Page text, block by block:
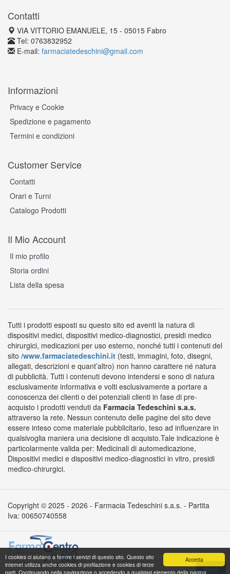
Accetta
I cookies ci aiutano a fornire i servizi di questo sito. Questo sito
internet utilizza anche cookies di profilazione e cookies di terze
parti. Continuando nella navigazione o accedendo a qualsiasi elemento della pagina
Contatti
VIA VITTORIO EMANUELE, 15 - 05015 Fabro
Tel: 0763832952
E-mail: farmaciatedeschini@gmail.com
Informazioni
Privacy e Cookie
Spedizione e pagamento
Termini e condizioni
Customer Service
Contatti
Orari e Turni
Catalogo Prodotti
Il Mio Account
Il mio profilo
Storia ordini
Lista della spesa
Tutti i prodotti esposti su questo sito ed aventi la natura di
dispositivi medici, dispositivi medico-diagnostici, presidi medico
chirurgici, medicazioni per uso esterno, nonché tutti i contenuti del
sito /www.farmaciatedeschini.it (testi, immagini, foto, disegni,
allegati, descrizioni e quant’altro) non hanno carattere né natura
di pubblicità. Tutti i contenuti devono intendersi e sono di natura
esclusivamente informativa e volti esclusivamente a portare a
conoscenza dei clienti o dei potenziali clienti in fase di pre-
acquisto i prodotti venduti da Farmacia Tedeschini s.a.s.
attraverso la rete. Nessun contenuto delle pagine del sito deve
essere inteso come materiale pubblicitario, teso ad influenzare in
qualsivoglia maniera una decisione di acquisto.Tale indicazione è
particolarmente valida per: Medicinali di automedicazione,
Dispositivi medici e dispositivi medico-diagnostici in vitro, presidi
medico-chirurgici.
Copyright © 2025 - 2026 - Farmacia Tedeschini s.a.s. - Partita
Iva: 00650740558